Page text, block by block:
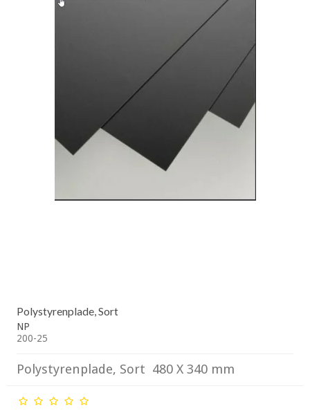
Polystyrenplade, Sort
NP
200-25
Polystyrenplade, Sort 480 X 340 mm